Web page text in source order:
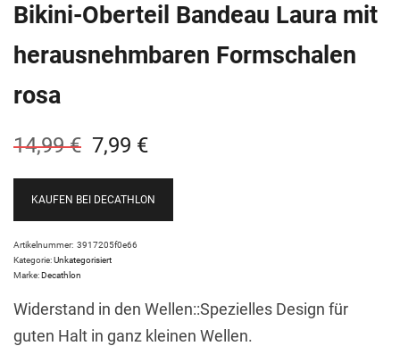
Bikini-Oberteil Bandeau Laura mit
herausnehmbaren Formschalen
rosa
14,99€ Ursprünglicher
Preis
war:
14,99 €
7,99 €Aktueller
Preis
ist:
Widerstand in den Wellen::Spezielles Design für
guten Halt in ganz kleinen Wellen.
KAUFEN BEI DECATHLON
Artikelnummer: 3917205f0e66
Kategorie:Unkategorisiert
Marke:Decathlon